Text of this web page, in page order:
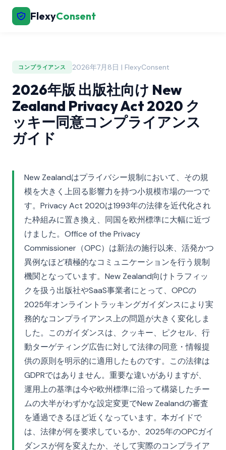
FlexyConsent
コンプライアンス 2026年7月8日 | FlexyConsent
2026年版 出版社向け New
Zealand Privacy Act 2020 ク
ッキー同意コンプライアンス
ガイド
New Zealandはプライバシー規制において、その規
模を大きく上回る影響力を持つ小規模市場の一つで
す。Privacy Act 2020は1993年の法律を近代化され
た枠組みに置き換え、同国を欧州標準に大幅に近づ
けました。Office of the Privacy
Commissioner（OPC）は新法の施行以来、活発かつ
異例なほど積極的なコミュニケーションを行う規制
機関となっています。New Zealand向けトラフィッ
クを扱う出版社やSaaS事業者にとって、OPCの
2025年オンライントラッキングガイダンスにより実
務的なコンプライアンス上の問題が大きく変化しま
した。このガイダンスは、クッキー、ピクセル、行
動ターゲティング広告に対して法律の同意・情報提
供の原則を明示的に適用したものです。この法律は
GDPRではありません。重要な違いがありますが、
運用上の基準は今や欧州標準に沿って構築したチー
ムの大半がわずかな設定変更でNew Zealandの審査
を通過できるほど近くなっています。本ガイドで
は、法律が何を要求しているか、2025年のOPCガイ
ダンスが何を変えたか、そして実際のコンプライア